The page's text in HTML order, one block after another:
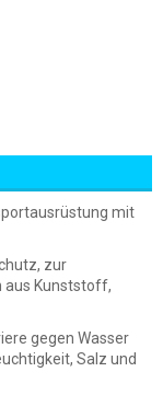
mit
zur
aus Kunststoff,
gegen Wasser
Salz und